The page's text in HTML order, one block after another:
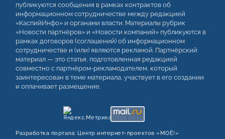
публикуются сообщения в рамках контрактов об
информационном сотрудничестве между редакцией
«КаспийИнфо» и органами власти. Материалы рубрик
«Новости партнёров» и «Новости компаний» публикуются в
рамках договоров (соглашений) об информационном
сотрудничестве и (или) являются рекламой. Партнёрский
материал — это статья, подготовленная редакцией
совместно с партнёром-рекламодателем, который
заинтересован в теме материала, участвует в его создании
и оплачивает размещение.
Разработка портала: Центр интернет‑проектов «МОЁ!»